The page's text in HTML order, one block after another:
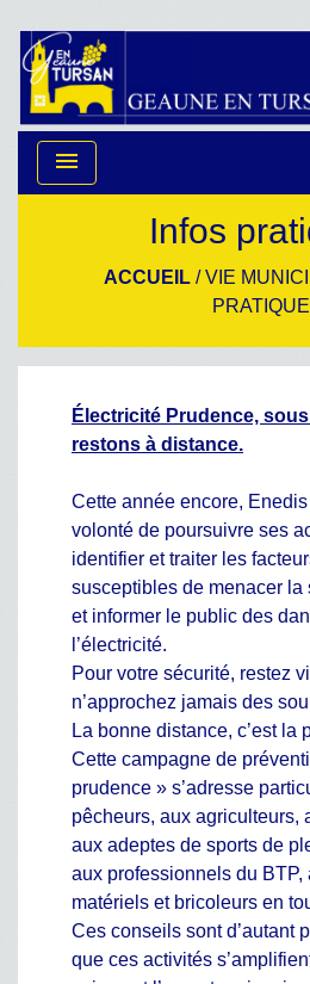
menu
Infos
ACCUEIL /VIE
Électricité Prudence,
restons à distance.
Cette année encore,
volonté de poursuivre ses
identifier et traiter les
susceptibles de menacer la
et informer le public des
l’électricité.
Pour votre sécurité, restez
n’approchez jamais des
La bonne distance, c’est la
Cette campagne de
prudence » s’adresse
pêcheurs, aux agriculteurs,
aux adeptes de sports de
aux professionnels du BTP,
matériels et bricoleurs en
Ces conseils sont d’autant
que ces activités